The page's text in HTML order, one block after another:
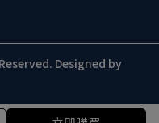
加入購物車
Designed by